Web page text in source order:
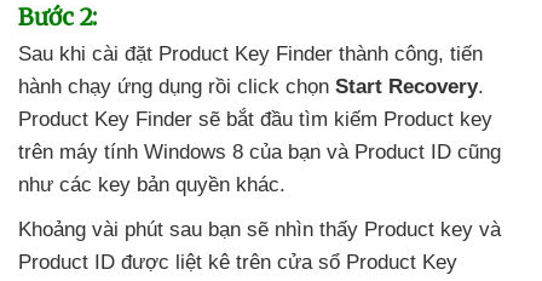
Bước 2:
Sau khi cài đặt Product Key Finder thành công, tiến
hành chạy ứng dụng rồi click chọn Start Recovery.
Product Key Finder sẽ bắt đầu tìm kiếm Product key
trên máy tính Windows 8 của bạn và Product ID cũng
như các key bản quyền khác.
Khoảng vài phút sau bạn sẽ nhìn thấy Product key và
Product ID được liệt kê trên cửa sổ Product Key